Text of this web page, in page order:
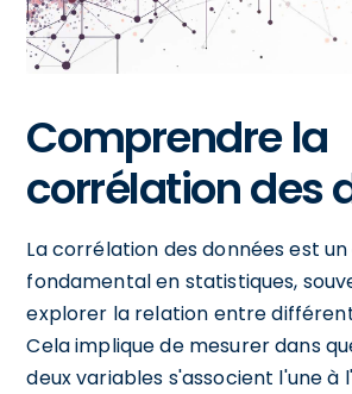
Comprendre la
corrélation des
La corrélation des données est
fondamental en statistiques,
explorer la relation entre
Cela implique de mesurer dans
deux variables s'associent l'une à